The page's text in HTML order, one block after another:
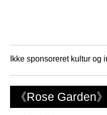
Ikke sponsoreret kultur og
《Rose Garden》